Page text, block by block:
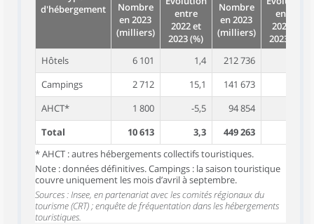
d'hébergement
Nombre
en 2023
(milliers)
entre
2022 et
2023 (%)
Nombre
en 2023
(milliers)
entre
2022 et
2023 (%)
Hôtels
6 101 1,4 212 736
Campings
2 712 15,1 141 673
AHCT*
1 800 -5,5 94 854
Total
10 613 3,3 449 263
* AHCT : autres hébergements collectifs touristiques.
Note : données définitives. Campings : la saison touristique
couvre uniquement les mois d’avril à septembre.
Sources : Insee, en partenariat avec les comités régionaux du
tourisme (CRT) ; enquête de fréquentation dans les hébergements
touristiques.